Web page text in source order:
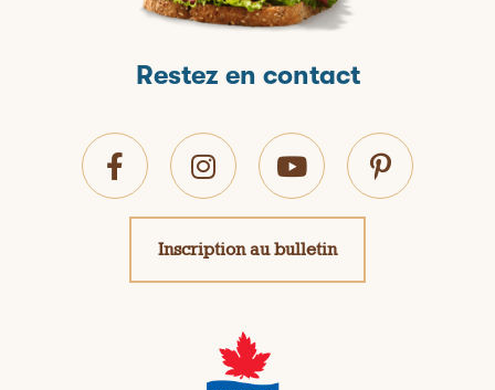
Restez en contact
Inscription au bulletin